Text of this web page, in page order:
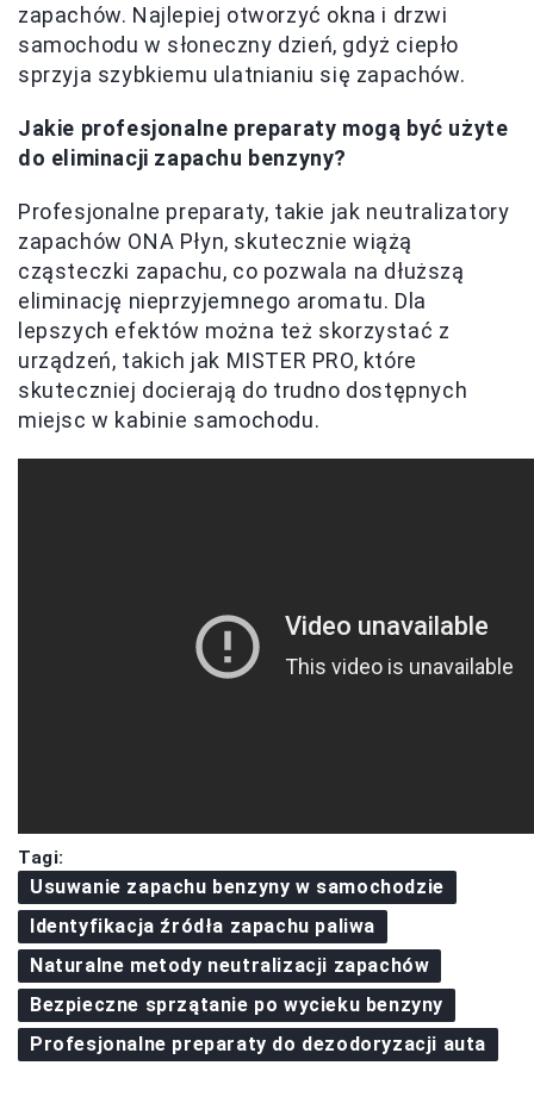
zapachów. Najlepiej otworzyć okna i drzwi
samochodu w słoneczny dzień, gdyż ciepło
sprzyja szybkiemu ulatnianiu się zapachów.
Jakie profesjonalne preparaty mogą być użyte
do eliminacji zapachu benzyny?
Profesjonalne preparaty, takie jak neutralizatory
zapachów ONA Płyn, skutecznie wiążą
cząsteczki zapachu, co pozwala na dłuższą
eliminację nieprzyjemnego aromatu. Dla
lepszych efektów można też skorzystać z
urządzeń, takich jak MISTER PRO, które
skuteczniej docierają do trudno dostępnych
miejsc w kabinie samochodu.
Tagi:
Usuwanie zapachu benzyny w samochodzie
Identyfikacja źródła zapachu paliwa
Naturalne metody neutralizacji zapachów
Bezpieczne sprzątanie po wycieku benzyny
Profesjonalne preparaty do dezodoryzacji auta